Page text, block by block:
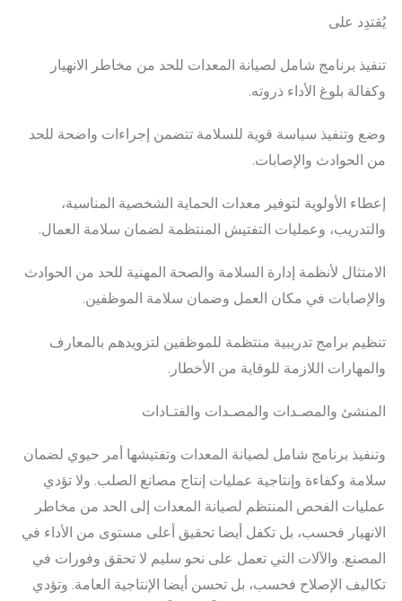
يُقتدِد على
تنفيذ برنامج شامل لصيانة المعدات للحد من مخاطر الانهيار
وكفالة بلوغ الأداء ذروته.
وضع وتنفيذ سياسة قوية للسلامة تتضمن إجراءات واضحة للحد
من الحوادث والإصابات.
إعطاء الأولوية لتوفير معدات الحماية الشخصية المناسبة،
والتدريب، وعمليات التفتيش المنتظمة لضمان سلامة العمال.
الامتثال لأنظمة إدارة السلامة والصحة المهنية للحد من الحوادث
والإصابات في مكان العمل وضمان سلامة الموظفين.
تنظيم برامج تدريبية منتظمة للموظفين لتزويدهم بالمعارف
والمهارات اللازمة للوقاية من الأخطار.
المنشئ والمصـدات والمصـدات والفتـادات
وتنفيذ برنامج شامل لصيانة المعدات وتفتيشها أمر حيوي لضمان
سلامة وكفاءة وإنتاجية عمليات إنتاج مصانع الصلب. ولا تؤدي
عمليات الفحص المنتظم لصيانة المعدات إلى الحد من مخاطر
الانهيار فحسب، بل تكفل أيضا تحقيق أعلى مستوى من الأداء في
المصنع. والآلات التي تعمل على نحو سليم لا تحقق وفورات في
تكاليف الإصلاح فحسب، بل تحسن أيضا الإنتاجية العامة. وتؤدي